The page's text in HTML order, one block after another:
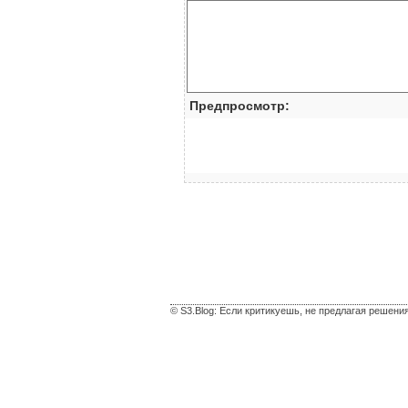
Предпросмотр:
© S3.Blog: Если критикуешь, не предлагая